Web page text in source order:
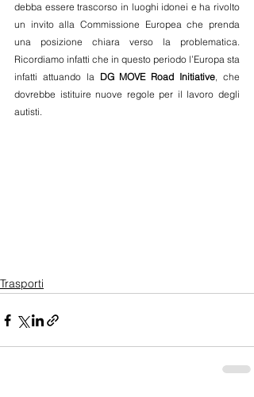
debba essere trascorso in luoghi idonei e ha rivolto
un invito alla Commissione Europea che prenda
una posizione chiara verso la problematica.
Ricordiamo infatti che in questo periodo l’Europa sta
infatti attuando la DG MOVE Road Initiative, che
dovrebbe istituire nuove regole per il lavoro degli
autisti.
Trasporti